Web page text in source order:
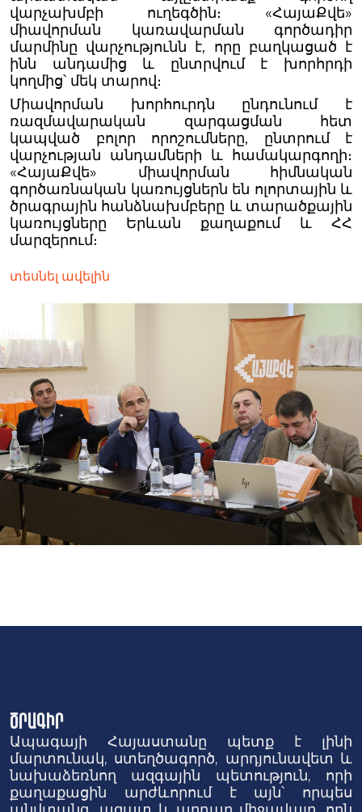
վարչախմբի ուղեգծին։ «ՀայաՔվե»
միավորման կառավարման գործադիր
մարմինը վարչությունն է, որը բաղկացած է
ինն անդամից և ընտրվում է խորհրդի
կողմից՝ մեկ տարով։
Միավորման խորհուրդն ընդունում է
ռազմավարական զարգացման հետ
կապված բոլոր որոշումները, ընտրում է
վարչության անդամների և համակարգողի։
«ՀայաՔվե» միավորման հիմնական
գործառնական կառույցներն են ոլորտային և
ծրագրային հանձնախմբերը և տարածքային
կառույցները Երևան քաղաքում և ՀՀ
մարզերում։
տեսնել ավելին
Ծրագիր
Ապագայի Հայաստանը պետք է լինի
մարտունակ, ստեղծագործ, արդյունավետ և
նախաձեռնող ազգային պետություն, որի
քաղաքացին արժևորում է այն՝ որպես